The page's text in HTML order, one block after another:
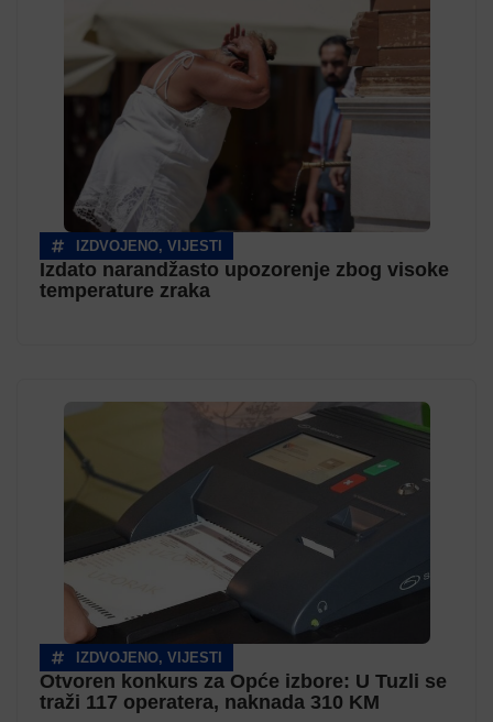
IZDVOJENO, VIJESTI
Izdato narandžasto upozorenje zbog visoke
temperature zraka
IZDVOJENO, VIJESTI
Otvoren konkurs za Opće izbore: U Tuzli se
traži 117 operatera, naknada 310 KM